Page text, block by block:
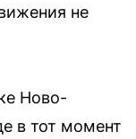
не
Ново-
в тот момент